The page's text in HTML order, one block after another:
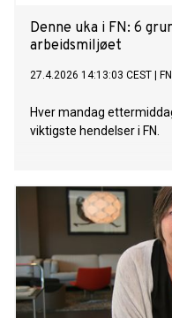
Denne uka i FN: 6
arbeidsmiljøet
27.4.2026 14:13:03 CEST
Hver mandag
viktigste hendelser i FN.